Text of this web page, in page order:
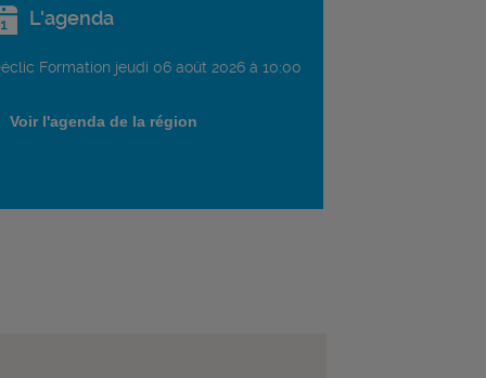
L'agenda
Formation jeudi 06 août 2026 à 10:00
Voir l'agenda de la région